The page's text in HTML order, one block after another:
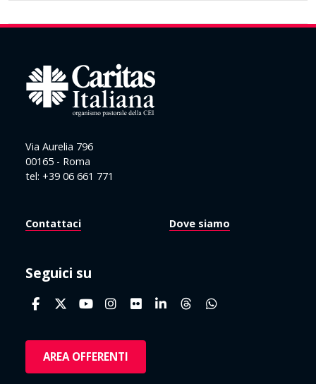
Via Aurelia 796
00165 - Roma
tel: +39 06 661 771
Contattaci Dove siamo
Seguici su
AREA OFFERENTI